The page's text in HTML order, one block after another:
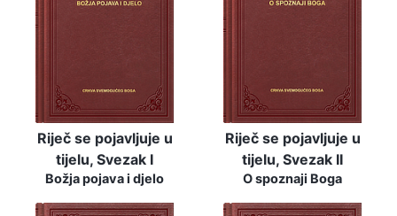
Riječ se pojavljuje u
tijelu, Svezak I
Božja pojava i djelo
Riječ se pojavljuje u
tijelu, Svezak II
O spoznaji Boga